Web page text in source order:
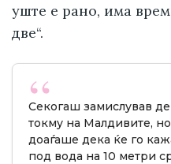
уште е рано, има
две“.
Секогаш замислував
токму на Малдивите,
доаѓаше дека ќе го
под вода на 10 метри